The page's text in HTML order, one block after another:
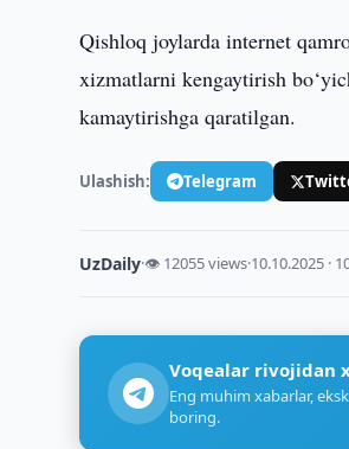
Qishloq joylarda internet
xizmatlarni kengaytirish
kamaytirishga qaratilgan.
Ulashish: Telegram
UzDaily·👁 12055 views·10.10.2025 ·
Voqealar rivojidan
Eng muhim xabarlar,
boring.